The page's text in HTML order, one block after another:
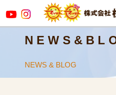
N E W S & B L
NEWS & BLOG